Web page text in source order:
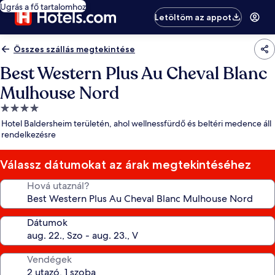
Ugrás a fő tartalomhoz
Letöltöm az appot
Összes szállás megtekintése
Best Western Plus Au Cheval Blanc
Mulhouse Nord
4.0
csillagos
szálláshely
Hotel Baldersheim területén, ahol wellnessfürdő és beltéri medence áll
rendelkezésre
Válassz dátumokat az árak megtekintéséhez
Hová utaznál?
Dátumok
Vendégek